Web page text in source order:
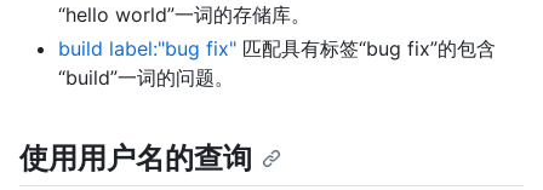
“hello world”一词的存储库。
build label:"bug fix" 匹配具有标签“bug fix”的包含
“build”一词的问题。
使用用户名的查询